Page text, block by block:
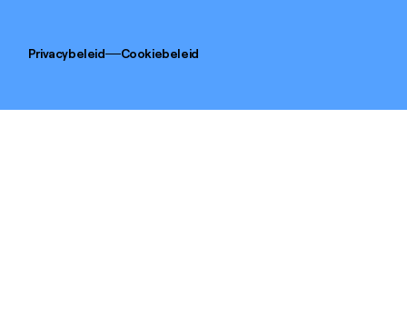
Privacybeleid Cookiebeleid